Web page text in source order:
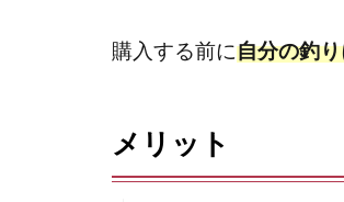
購入する前に自分の釣
メリット